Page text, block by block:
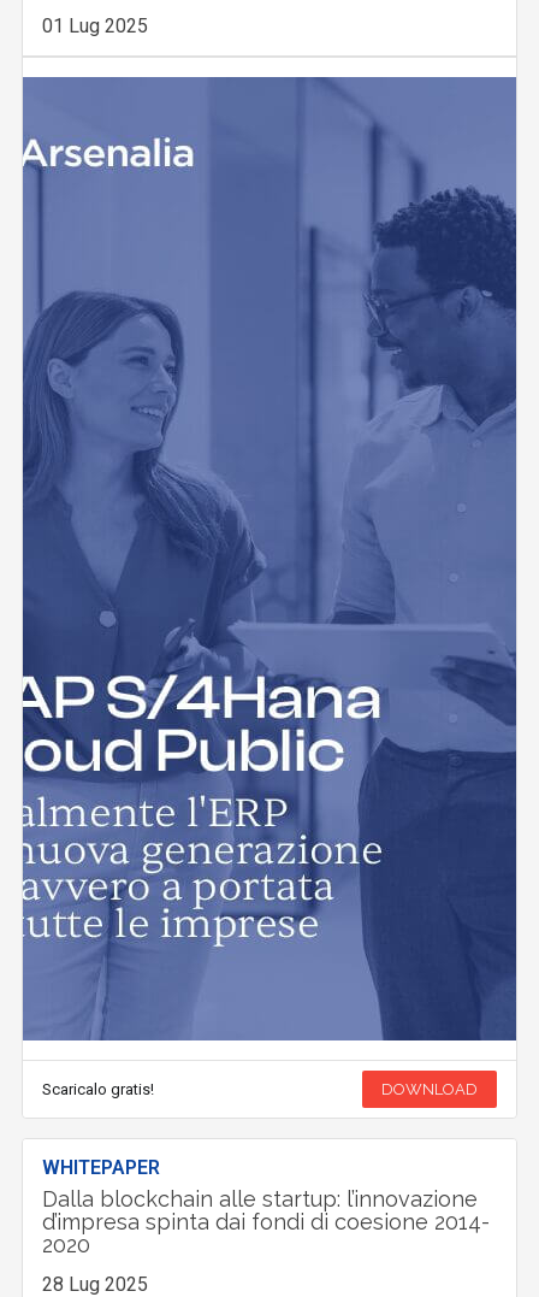
01 Lug 2025
Scaricalo gratis! DOWNLOAD
WHITEPAPER
Dalla blockchain alle startup: l’innovazione
d’impresa spinta dai fondi di coesione 2014-
2020
28 Lug 2025